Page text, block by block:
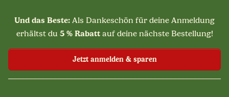
Und das Beste: Als Dankeschön für deine Anmeldung
erhältst du 5 % Rabattauf deine nächste Bestellung!
Jetzt anmelden & sparen